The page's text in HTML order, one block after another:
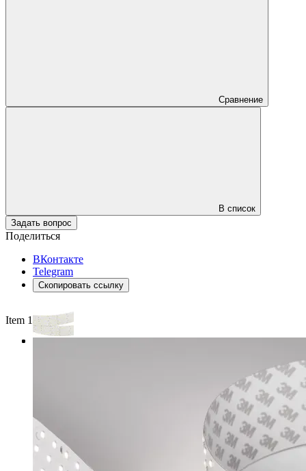
Сравнение
В список
Задать вопрос
Поделиться
ВКонтакте
Telegram
Скопировать ссылку
Item 1 of 3